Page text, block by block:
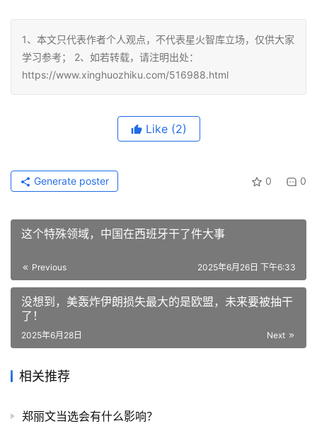
1、本文只代表作者个人观点，不代表星火智库立场，仅供大家
学习参考； 2、如若转载，请注明出处：
https://www.xinghuozhiku.com/516988.html
Like (2)
0 0
Generate poster
这个特殊领域，中国在西班牙干了件大事
Previous 2025年6月26日 下午6:33
没想到，美轰炸伊朗损失最大的是欧盟，未来要被抽干
了！
Next
2025年6月28日
相关推荐
郑丽文当选会有什么影响？